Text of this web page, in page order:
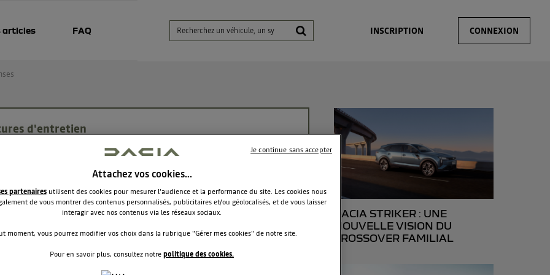
articles FAQ INSCRIPTION CONNEXION
d'entretien
faire pour récupérer mon carnet d'entretien ? merci
RÉPONDRE 0
DACIA STRIKER : UNE
NOUVELLE VISION DU
CROSSOVER FAMILIAL
Attachez vos cookies…
partenairesutilisent des cookies pour mesurer l'audience et la performance du site. Les cookies nous
de vous montrer des contenus personnalisés, publicitaires et/ou géolocalisés, et de vous laisser
interagir avec nos contenus via les réseaux sociaux.
moment, vous pourrez modifier vos choix dans la rubrique "Gérer mes cookies" de notre site.
Pour en savoir plus, consultez notrepolitique des cookies.
Je continue sans accepter